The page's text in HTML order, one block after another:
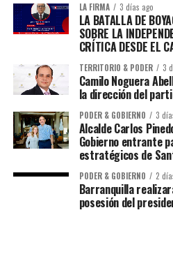
LA FIRMA 3 días ago
LA BATALLA DE
SOBRE LA
CRÍTICA DESDE EL
TERRITORIO & PODER 3
Camilo Noguera
la dirección del
PODER & GOBIERNO 3
Alcalde Carlos
Gobierno entrante
estratégicos de
PODER & GOBIERNO 2
Barranquilla
posesión del